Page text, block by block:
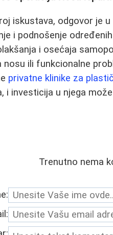
iskustava, odgovor je
i podnošenje
i osećaja
nosu ili funkcionalne
privatne klinike za
i investicija u njega
Trenutno nema